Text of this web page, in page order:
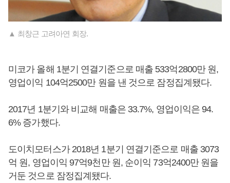
▲ 최창근 고려아연 회장.
미코가 올해 1분기 연결기준으로 매출 533억2800만 원,
영업이익 104억2500만 원을 낸 것으로 잠정집계됐다.
2017년 1분기와 비교해 매출은 33.7%, 영업이익은 94.
6% 증가했다.
도이치모터스가 2018년 1분기 연결기준으로 매출 3073
억 원, 영업이익 97억9천만 원, 순이익 73억2400만 원을
거둔 것으로 잠정집계됐다.